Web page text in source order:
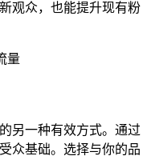
观众，也能提升现有粉
另一种有效方式。通过
众基础。选择与你的品